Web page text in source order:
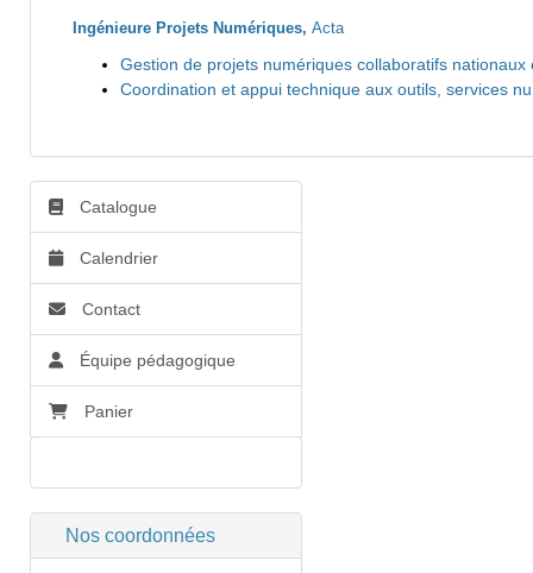
Ingénieure Projets Numériques, Acta
Gestion de projets numériques collaboratifs nationaux
Coordination et appui technique aux outils, services
Catalogue
Calendrier
Contact
Équipe pédagogique
Panier
Nos coordonnées